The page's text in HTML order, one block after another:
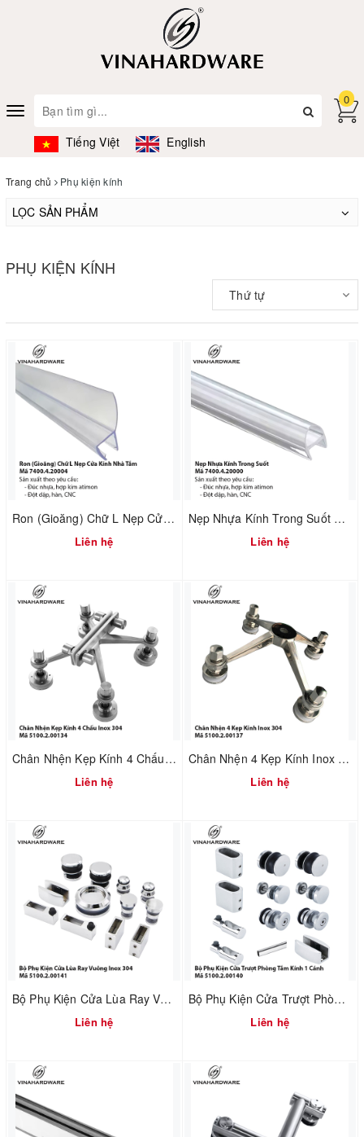
Toggle
navigation
Tiếng Việt English
0
Trang chủ Phụ kiện kính
LỌC SẢN PHẨM
PHỤ KIỆN KÍNH
Thứ tự
Ron (Gioăng) Chữ L Nẹp Cửa Kính Nhà Tắm – Mã 7400.4.20004
Liên hệ
Nẹp Nhựa Kính Trong Suốt – Mã 7400.4.20000
Liên hệ
Chân Nhện Kẹp Kính 4 Chấu Inox 304 – Mã 5100.2.00134
Liên hệ
Chân Nhện 4 Kẹp Kính Inox 304 – Mã 5100.2.00137
Liên hệ
Bộ Phụ Kiện Cửa Lùa Ray Vuông Inox 304 – Mã 5100.2.00141
Liên hệ
Bộ Phụ Kiện Cửa Trượt Phòng Tắm Kính 1 Cánh – Mã 5100.2.00140
Liên hệ